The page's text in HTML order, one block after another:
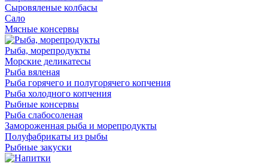
Сыровяленые колбасы
Сало
Мясные консервы
Рыба, морепродукты
Морские деликатесы
Рыба вяленая
Рыба горячего и полугорячего копчения
Рыба холодного копчения
Рыбные консервы
Рыба слабосоленая
Замороженная рыба и морепродукты
Полуфабрикаты из рыбы
Рыбные закуски